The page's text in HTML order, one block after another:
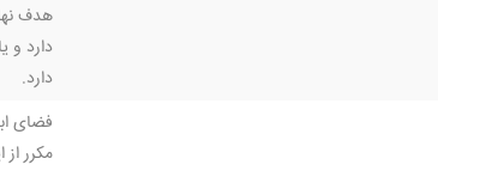
دارد و
دارد.
فضای
مکرر